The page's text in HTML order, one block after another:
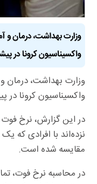
وزارت بهداشت، درمان
واکسیناسیون کرونا در
وزارت بهداشت، درمان
واکسیناسیون کرونا در
در این گزارش، نرخ فوت
نزده‌اند با افرادی که
مقایسه شده است.
در محاسبه نرخ فوت،